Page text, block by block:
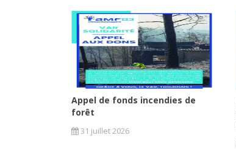
Appel de fonds incendies de
forêt
31 juillet 2026